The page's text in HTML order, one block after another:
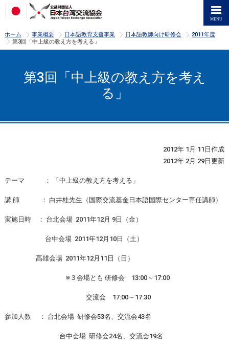
ホーム >
事業概要 >
日本語教育支援事業 >
日本語教師向け研修会 >
2011年度
>
第3回「中上級の教え方を考える」
第3回「中上級の教え方を考え
る」
2012年 1月 11日作成
2012年 2月 29日更新
テーマ ： 「中上級の教え方を考える」
講 師 ： 白井桂先生（国際交流基金日本語国際センター専任講師）
実施日時 ： 台北会場 2011年12月 9日（金）
台中会場 2011年12月10日（土）
高雄会場 2011年12月11日（日）
※３会場とも 研修会 13:00～17:00
交流会 17:00～17:30
参加人数 ： 台北会場 研修会53名、交流会43名
台中会場 研修会24名、交流会19名